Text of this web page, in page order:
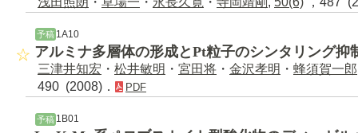
予稿 1A10
アルミナ多層体の形成とPt粒子のシンタリング抑
三津井知宏 ・ 松井敏明 ・ 宮田将 ・ 金沢孝明 ・ 蜂須賀一郎
490 (2008)．
PDF
予稿1B01